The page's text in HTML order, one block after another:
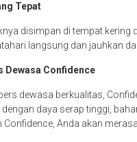
Tepat
disimpan di tempat kering
langsung dan jauhkan
Dewasa Confidence
dewasa berkualitas,
daya serap tinggi,
Confidence, Anda akan